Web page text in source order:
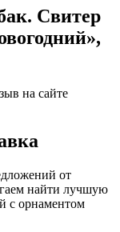
Свитер
на сайте
от
найти лучшую
с орнаментом